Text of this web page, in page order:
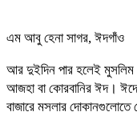
এম আবু হেনা সাগর, ঈদগাঁও
আর দুইদিন পার হলেই মুসলিম
আজহা বা কোরবানির ঈদ।
বাজারে মসলার দোকানগুলোতে